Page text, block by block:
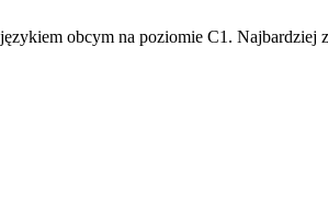
obcym na poziomie C1.